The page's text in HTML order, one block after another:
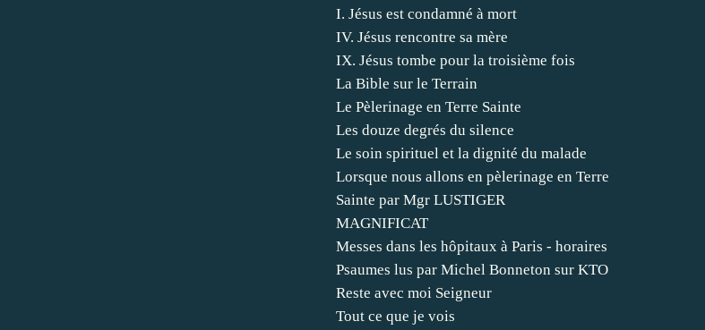
I. Jésus est condamné à mort
IV. Jésus rencontre sa mère
IX. Jésus tombe pour la troisième fois
La Bible sur le Terrain
Le Pèlerinage en Terre Sainte
Les douze degrés du silence
Le soin spirituel et la dignité du malade
Lorsque nous allons en pèlerinage en Terre
Sainte par Mgr LUSTIGER
MAGNIFICAT
Messes dans les hôpitaux à Paris - horaires
Psaumes lus par Michel Bonneton sur KTO
Reste avec moi Seigneur
Tout ce que je vois